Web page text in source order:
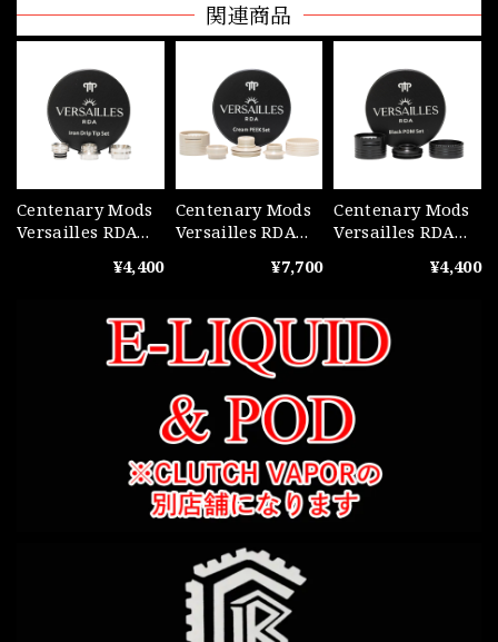
関連商品
Centenary Mods
Versailles RDA
¥4,400
Centenary Mods
Versailles RDA
¥7,700
Centenary Mods
Versailles RDA
¥4,400